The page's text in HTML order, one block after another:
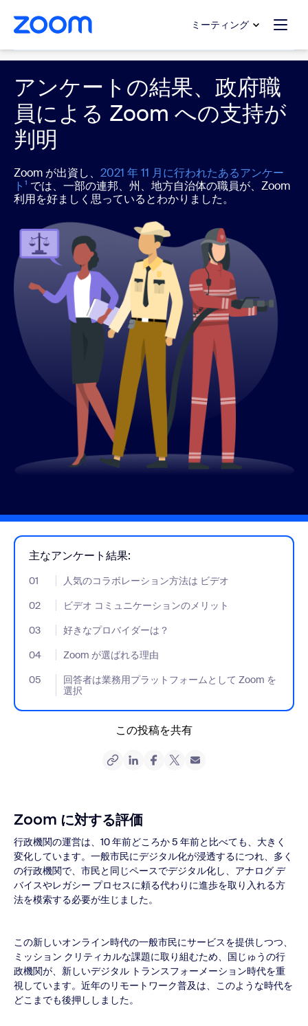
テンツへスキップ
ットへスキップ ミーティング
アンケートの結果、政府職
員による Zoom への支持が
判明
Zoom が出資し、 2021 年 11 月に行われたあるアンケー
ト¹ では、一部の連邦、州、地方自治体の職員が、Zoom
利用を好ましく思っているとわかりました。
主なアンケート結果:
01 人気のコラボレーション方法は ビデオ
- Jumplink to 人気のコラボレーション方法は ビデオ
02
ビデオ コミュニケーションのメリット
- Jumplink to ビデオ コミュニケーションのメリット
03
好きなプロバイダーは？
- Jumplink to 好きなプロバイダーは？
04
Zoom が選ばれる理由
- Jumplink to Zoom が選ばれる理由
05
回答者は業務用プラットフォームとして Zoom を
選択
- Jumplink to 回答者は業務用プラットフォームとして Zoom を
この投稿を共有
Zoom に対する評価
行政機関の運営は、10 年前どころか 5 年前と比べても、大きく
変化しています。一般市民にデジタル化が浸透するにつれ、多く
の行政機関で、市民と同じペースでデジタル化し、アナログ デ
バイスやレガシー プロセスに頼る代わりに進歩を取り入れる方
法を模索する必要が生じました。
この新しいオンライン時代の一般市民にサービスを提供しつつ、
ミッション クリティカルな課題に取り組むため、国じゅうの行
政機関が、新しいデジタル トランスフォーメーション時代を重
視しています。近年のリモートワーク普及は、このような時代を
どこまでも後押ししました。